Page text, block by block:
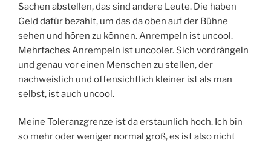
Sachen abstellen, das sind andere Leute. Die haben
Geld dafür bezahlt, um das da oben auf der Bühne
sehen und hören zu können. Anrempeln ist uncool.
Mehrfaches Anrempeln ist uncooler. Sich vordrängeln
und genau vor einen Menschen zu stellen, der
nachweislich und offensichtlich kleiner ist als man
selbst, ist auch uncool.
Meine Toleranzgrenze ist da erstaunlich hoch. Ich bin
so mehr oder weniger normal groß, es ist also nicht